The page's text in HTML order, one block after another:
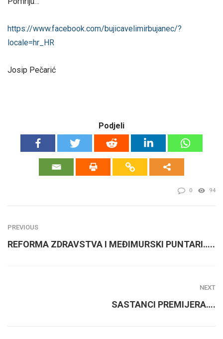
https://www.facebook.com/bujicavelimirbujanec/?
locale=hr_HR
Josip Pečarić
Podjeli
0 94
PREVIOUS
REFORMA ZDRAVSTVA I MEĐIMURSKI PUNTARI…..
NEXT
SASTANCI PREMIJERA….